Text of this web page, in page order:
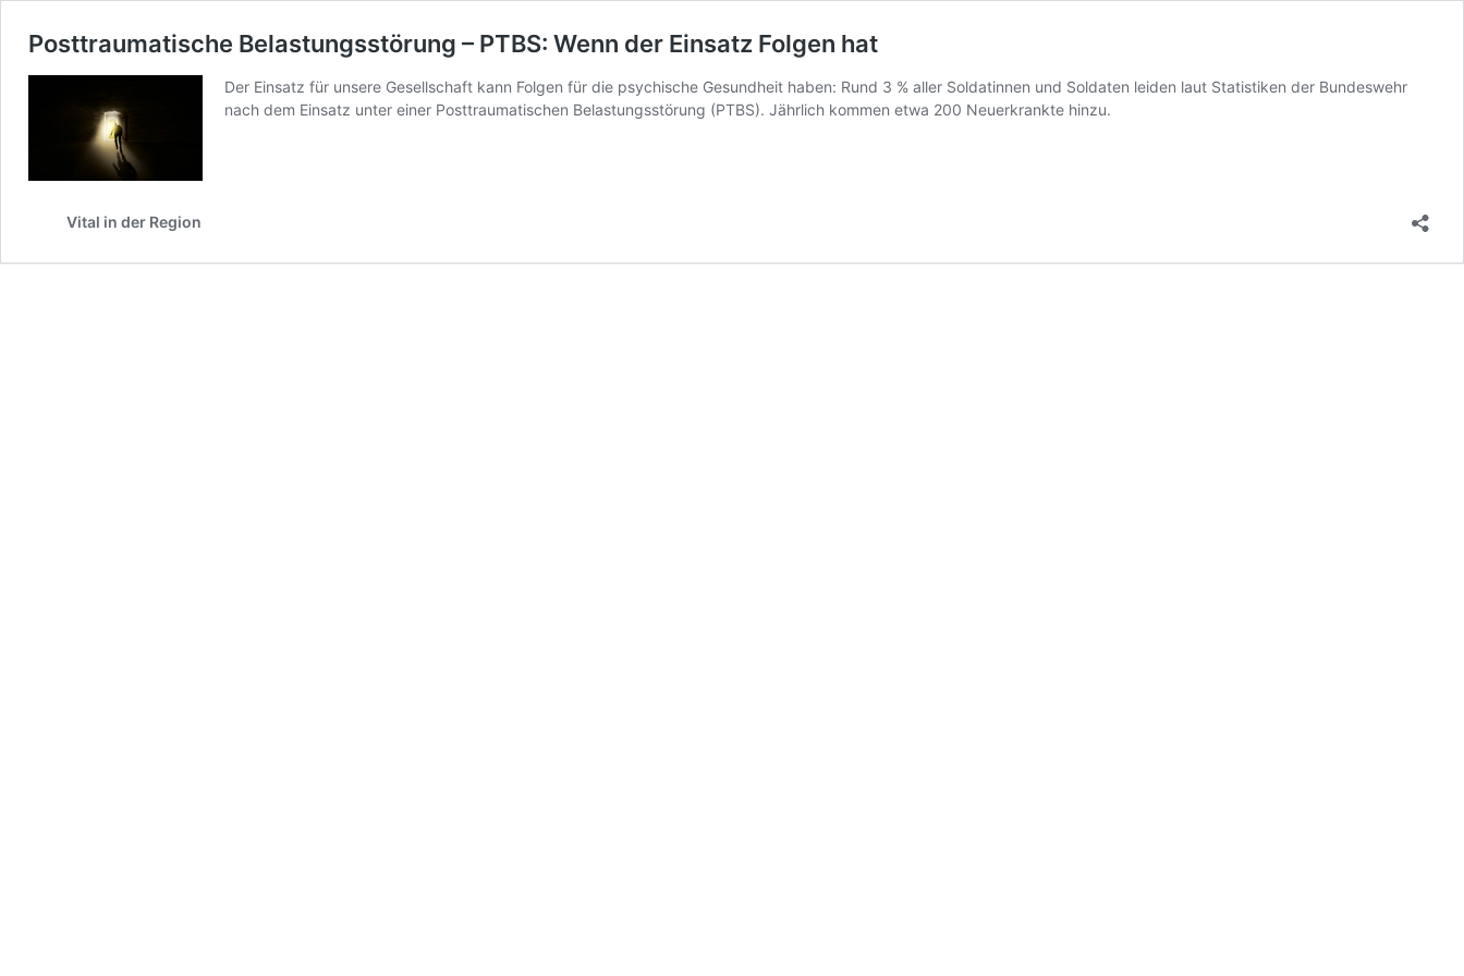
Posttraumatische Belastungsstörung – PTBS: Wenn der Einsatz Folgen hat
Der Einsatz für unsere Gesellschaft kann Folgen für die psychische Gesundheit haben: Rund 3 % aller Soldatinnen und Soldaten leiden laut Statistiken der Bundeswehr
nach dem Einsatz unter einer Posttraumatischen Belastungsstörung (PTBS). Jährlich kommen etwa 200 Neuerkrankte hinzu.
Vital in der Region